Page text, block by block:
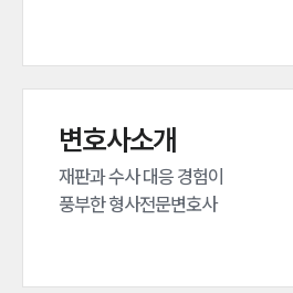
변호사소개
재판과 수사 대응 경험이
풍부한 형사전문변호사